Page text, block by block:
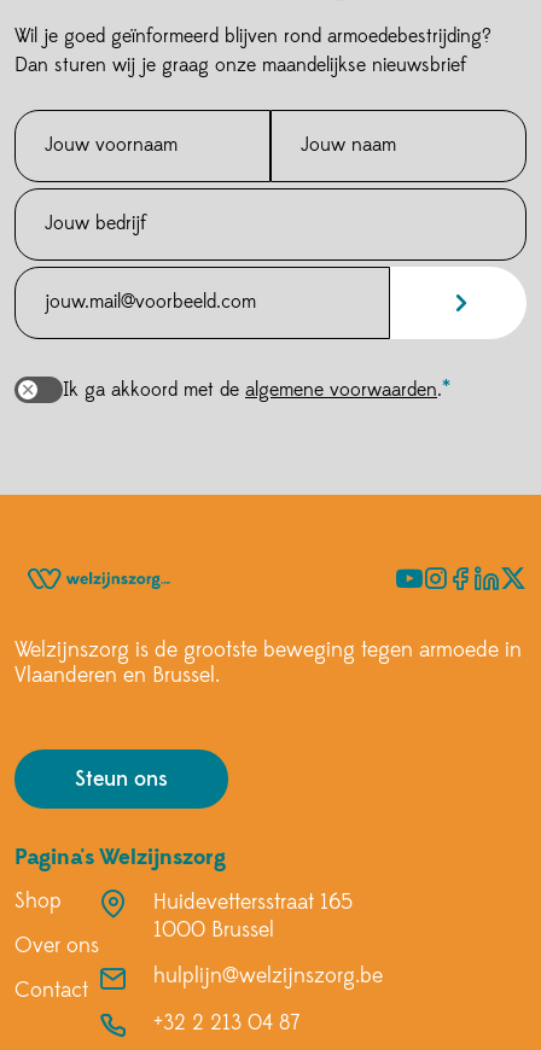
Wil je goed geïnformeerd blijven rond armoedebestrijding?
Dan sturen wij je graag onze maandelijkse nieuwsbrief
Ik ga akkoord met de algemene voorwaarden.
Welzijnszorg is de grootste beweging tegen armoede in
Vlaanderen en Brussel.
Steun ons
Pagina's
Shop
Over ons
Contact
Welzijnszorg
Huidevettersstraat 165
1000 Brussel
hulplijn@welzijnszorg.be
+32 2 213 04 87